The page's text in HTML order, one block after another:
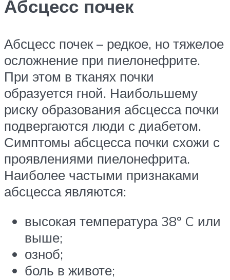
Абсцесс почек
Абсцесс почек – редкое, но тяжелое
осложнение при пиелонефрите.
При этом в тканях почки
образуется гной. Наибольшему
риску образования абсцесса почки
подвергаются люди с диабетом.
Симптомы абсцесса почки схожи с
проявлениями пиелонефрита.
Наиболее частыми признаками
абсцесса являются:
высокая температура 38º C или
выше;
озноб;
боль в животе;